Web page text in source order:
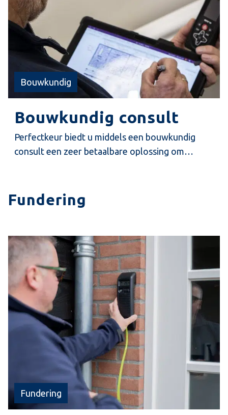
Bouwkundig
Bouwkundig consult
Perfectkeur biedt u middels een bouwkundig
consult een zeer betaalbare oplossing om
van uiteenlopende bouwkundige problemen.
Fundering
Fundering